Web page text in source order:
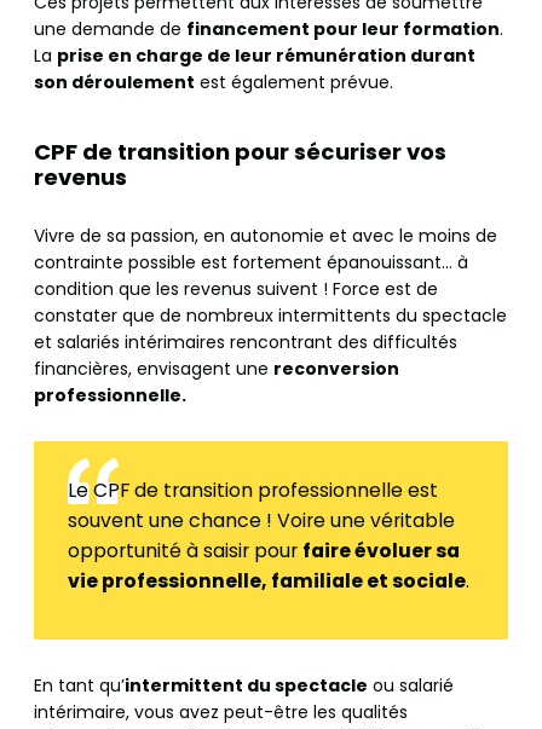
une demande de financement pour leur formation.
La prise en charge de leur rémunération durant
son déroulement est également prévue.
CPF de transition pour sécuriser vos
revenus
Vivre de sa passion, en autonomie et avec le moins de
contrainte possible est fortement épanouissant… à
condition que les revenus suivent ! Force est de
constater que de nombreux intermittents du spectacle
et salariés intérimaires rencontrant des difficultés
financières, envisagent une reconversion
professionnelle.
Le CPF de transition professionnelle est
souvent une chance ! Voire une véritable
opportunité à saisir pour faire évoluer sa
vie professionnelle, familiale et sociale.
En tant qu’intermittent du spectacle ou salarié
intérimaire, vous avez peut-être les qualités